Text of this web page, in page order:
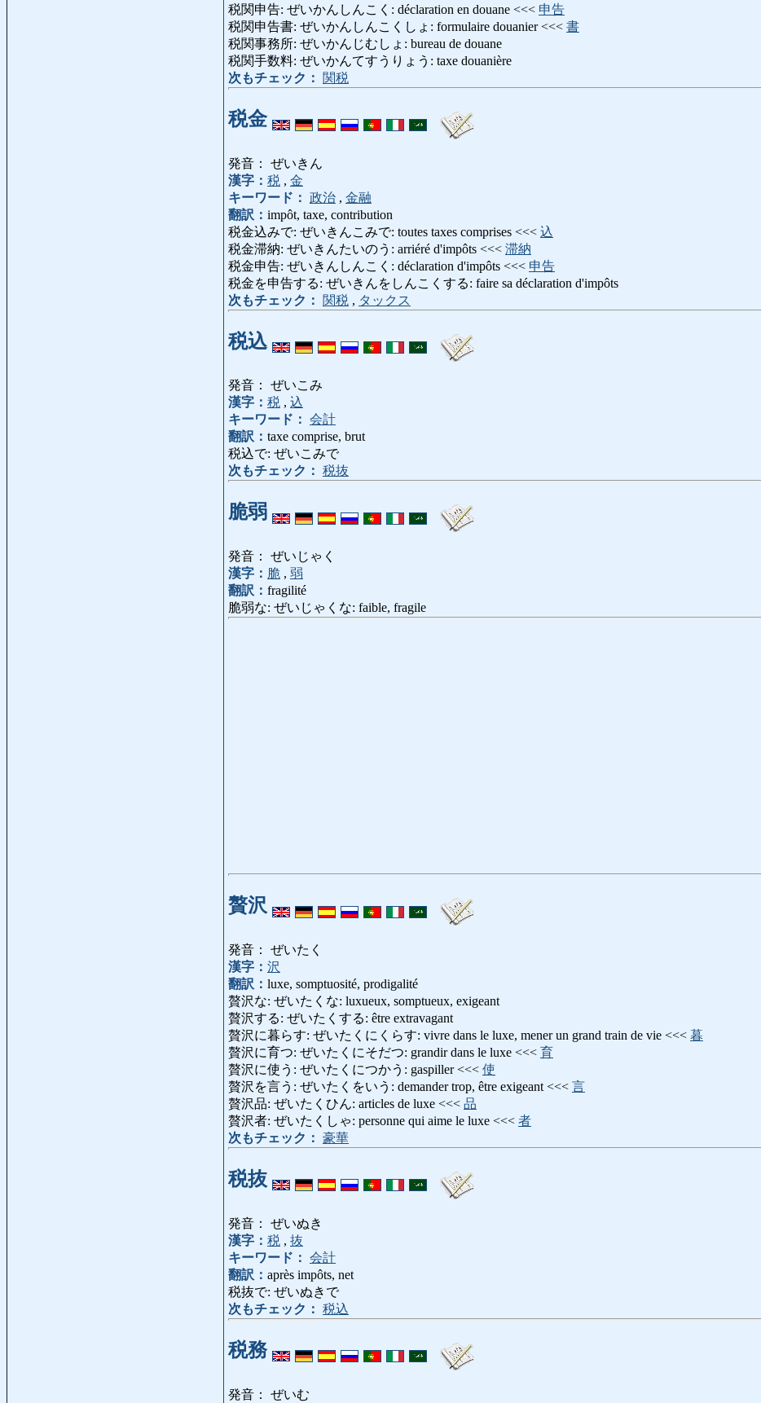
税関申告: ぜいかんしんこく: déclaration en douane <<< 申告
税関申告書: ぜいかんしんこくしょ: formulaire douanier <<< 書
税関事務所: ぜいかんじむしょ: bureau de douane
税関手数料: ぜいかんてすうりょう: taxe douanière
次もチェック：
関税
税金
発音： ぜいきん
漢字： 税 , 金
キーワード： 政治 , 金融
翻訳： impôt, taxe, contribution
税金込みで: ぜいきんこみで: toutes taxes comprises <<< 込
税金滞納: ぜいきんたいのう: arriéré d'impôts <<< 滞納
税金申告: ぜいきんしんこく: déclaration d'impôts <<< 申告
税金を申告する: ぜいきんをしんこくする: faire sa déclaration d'impôts
次もチェック：
関税 , タックス
税込
発音： ぜいこみ
漢字： 税 , 込
キーワード： 会計
翻訳： taxe comprise, brut
税込で: ぜいこみで
次もチェック： 税抜
脆弱
発音： ぜいじゃく
漢字： 脆 , 弱
翻訳： fragilité
脆弱な: ぜいじゃくな: faible, fragile
贅沢
発音： ぜいたく
漢字： 沢
翻訳： luxe, somptuosité, prodigalité
贅沢な: ぜいたくな: luxueux, somptueux, exigeant
贅沢する: ぜいたくする: être extravagant
贅沢に暮らす: ぜいたくにくらす: vivre dans le luxe, mener un grand train de vie <<< 暮
贅沢に育つ: ぜいたくにそだつ: grandir dans le luxe <<< 育
贅沢に使う: ぜいたくにつかう: gaspiller <<< 使
贅沢を言う: ぜいたくをいう: demander trop, être exigeant <<< 言
贅沢品: ぜいたくひん: articles de luxe <<< 品
贅沢者: ぜいたくしゃ: personne qui aime le luxe <<< 者
次もチェック： 豪華
税抜
発音： ぜいぬき
漢字： 税 , 抜
キーワード： 会計
翻訳： après impôts, net
税抜で: ぜいぬきで
次もチェック： 税込
税務
発音： ぜいむ